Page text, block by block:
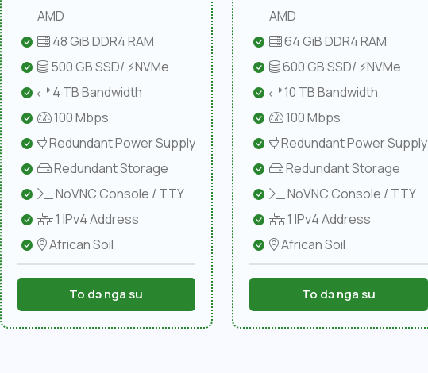
AMD
48 GiB DDR4 RAM
500 GB SSD/ ⚡NVMe
4 TB Bandwidth
100 Mbps
Redundant Power Supply
Redundant Storage
NoVNC Console / TTY
1 IPv4 Address
African Soil
To dɔ nga su
AMD
64 GiB DDR4 RAM
600 GB SSD/ ⚡NVMe
10 TB Bandwidth
100 Mbps
Redundant Power Supply
Redundant Storage
NoVNC Console / TTY
1 IPv4 Address
African Soil
To dɔ nga su